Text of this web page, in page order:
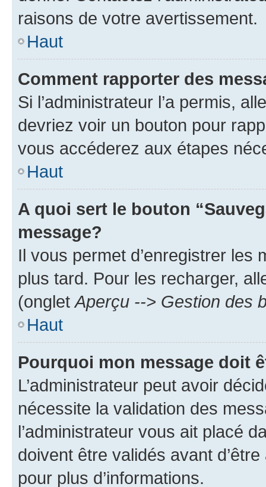
raisons de votre avertissement.
Haut
Comment rapporter des
Si l’administrateur l’a permis,
devriez voir un bouton pour
vous accéderez aux étapes
Haut
A quoi sert le bouton
message?
Il vous permet d’enregistrer
plus tard. Pour les recharger,
(ongletAperçu --> Gestion des
Haut
Pourquoi mon message doit
L’administrateur peut avoir
nécessite la validation des
l’administrateur vous ait placé
doivent être validés avant
pour plus d’informations.